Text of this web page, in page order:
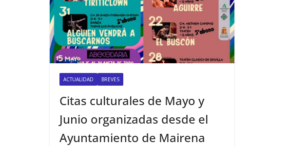
ACTUALIDAD BREVES
Citas culturales de Mayo y
Junio organizadas desde el
Ayuntamiento de Mairena